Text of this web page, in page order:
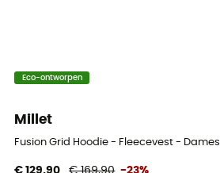
Eco-ontworpen
Millet
Fusion Grid Hoodie - Fleecevest - Dames
€ 129,90 € 169,90 -23%